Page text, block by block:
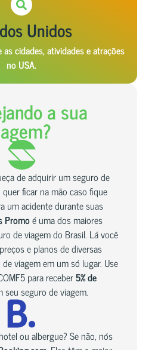
Unidos
cidades, atividades e atrações
no USA.
a sua
de adquirir um seguro de
ficar na mão caso fique
um acidente durante suas
Promoé uma dos maiores
de viagem do Brasil. Lá você
e planos de diversas
viagem em um só lugar. Use
para receber5% de
seu seguro de viagem.
ou albergue? Se não, nós